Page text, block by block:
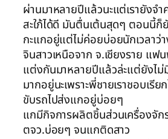
ผ่านมาหลายปีแล้วนะแต่เรายังจำ
สะใภ้ได้ดี มันตื่นเต้นสุดๆ ตอนนี้ก็
กะแกอยู่แต่ไม่ค่อยบ่อยนักเวลาว่
จินสาวเหนือจาก จ.เชียงราย แฟน
แต่งกันมาหลายปีแล้วล่ะแต่ยังไม่
มากอยู่นะเพราะพี่ชายเราชอบเรียก
ขับรถไปส่งแกอยู่บ่อยๆ
แกมีกิจการผลิตชิ้นส่วนเครื่องจัก
ตจว.บ่อยๆ จนแกติดสาว